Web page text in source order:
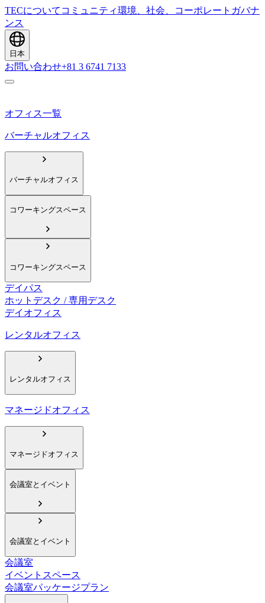
TECについて コミュニティ環境、社会、コーポレートガバナ
ンス
日本
お問い合わせ+81 3 6741 7133
オフィス一覧
バーチャルオフィス
バーチャルオフィス
コワーキングスペース
コワーキングスペース
デイパス
ホットデスク / 専用デスク
デイオフィス
レンタルオフィス
レンタルオフィス
マネージドオフィス
マネージドオフィス
会議室とイベント
会議室とイベント
会議室
イベントスペース
会議室パッケージプラン